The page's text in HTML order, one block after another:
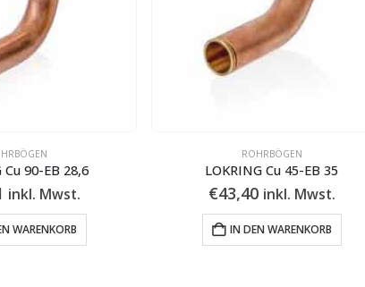
Cu 90-EB 28,6
inkl. Mwst.
WARENKORB
ROHRBÖGEN
LOKRING Cu 45-EB 35
€43,40 inkl. Mwst.
IN DEN WARENKORB